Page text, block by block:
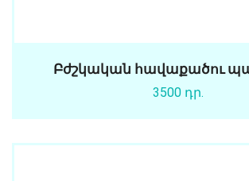
Բժշկական հավաքածու
3500 դր.